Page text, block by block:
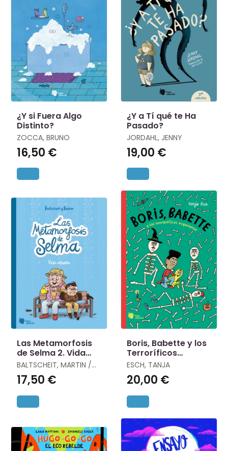
¿Y si Fuera Algo
Distinto?
ZOCCA, BRUNO
16,50 €
¿Y a Tí qué te Ha
Pasado?
JORDAHL, JENNY
19,00 €
Las Metamorfosis
de Selma 2. Vida
Abuela
BALTSCHEIT, MARTIN /
BECKER, ANNE
17,50 €
Boris, Babette y los
Terroríficos
Esqueletos
ESCH, TANJA
20,00 €